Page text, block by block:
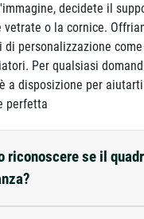
decidete il
vetrate o la cornice.
personalizzazione
Per qualsiasi
a disposizione per
perfetta
riconoscere se il